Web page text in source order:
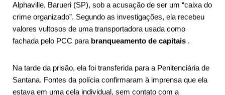
Alphaville, Barueri (SP), sob a acusação de ser um “caixa do
crime organizado”. Segundo as investigações, ela recebeu
valores vultosos de uma transportadora usada como
fachada pelo PCC para branqueamento de capitais .
Na tarde da prisão, ela foi transferida para a Penitenciária de
Santana. Fontes da polícia confirmaram à imprensa que ela
estava em uma cela individual, sem contato com a